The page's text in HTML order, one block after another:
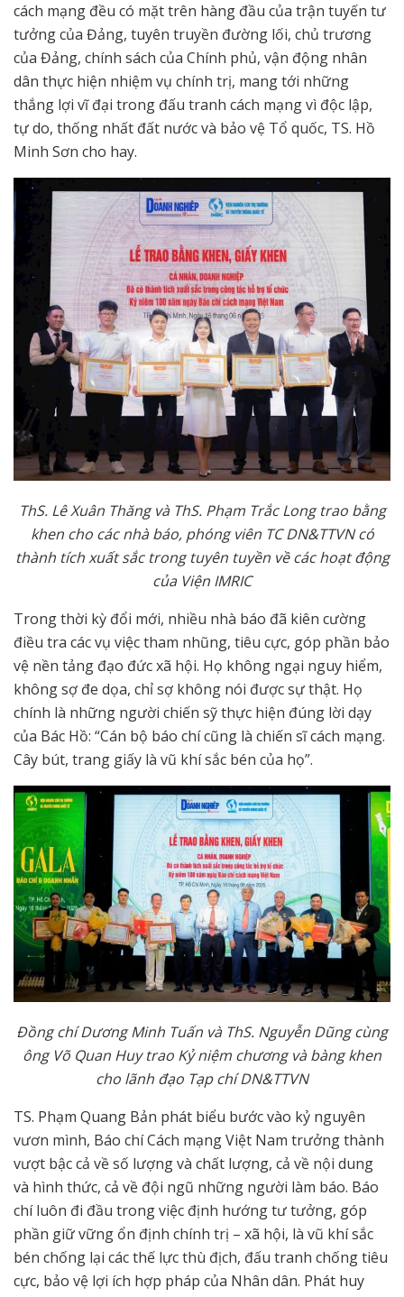
cách mạng đều có mặt trên hàng đầu của trận tuyến tư
tưởng của Đảng, tuyên truyền đường lối, chủ trương
của Đảng, chính sách của Chính phủ, vận động nhân
dân thực hiện nhiệm vụ chính trị, mang tới những
thắng lợi vĩ đại trong đấu tranh cách mạng vì độc lập,
tự do, thống nhất đất nước và bảo vệ Tổ quốc, TS. Hồ
Minh Sơn cho hay.
ThS. Lê Xuân Thăng và ThS. Phạm Trắc Long trao bằng
khen cho các nhà báo, phóng viên TC DN&TTVN có
thành tích xuất sắc trong tuyên tuyền về các hoạt động
của Viện IMRIC
Trong thời kỳ đổi mới, nhiều nhà báo đã kiên cường
điều tra các vụ việc tham nhũng, tiêu cực, góp phần bảo
vệ nền tảng đạo đức xã hội. Họ không ngại nguy hiểm,
không sợ đe dọa, chỉ sợ không nói được sự thật. Họ
chính là những người chiến sỹ thực hiện đúng lời dạy
của Bác Hồ: “Cán bộ báo chí cũng là chiến sĩ cách mạng.
Cây bút, trang giấy là vũ khí sắc bén của họ”.
Đồng chí Dương Minh Tuấn và ThS. Nguyễn Dũng cùng
ông Võ Quan Huy trao Kỷ niệm chương và bàng khen
cho lãnh đạo Tạp chí DN&TTVN
TS. Phạm Quang Bản phát biểu bước vào kỷ nguyên
vươn mình, Báo chí Cách mạng Việt Nam trưởng thành
vượt bậc cả về số lượng và chất lượng, cả về nội dung
và hình thức, cả về đội ngũ những người làm báo. Báo
chí luôn đi đầu trong việc định hướng tư tưởng, góp
phần giữ vững ổn định chính trị – xã hội, là vũ khí sắc
bén chống lại các thế lực thù địch, đấu tranh chống tiêu
cực, bảo vệ lợi ích hợp pháp của Nhân dân. Phát huy